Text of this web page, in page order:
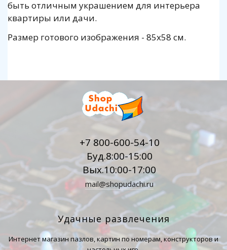
быть отличным украшением для интерьера
квартиры или дачи.
Размер готового изображения - 85x58 см.
+7 800-600-54-10
Буд.8:00-15:00
Вых.10:00-17:00
mail@shopudachi.ru
Удачные развлечения
Интернет магазин пазлов, картин по номерам, конструкторов и